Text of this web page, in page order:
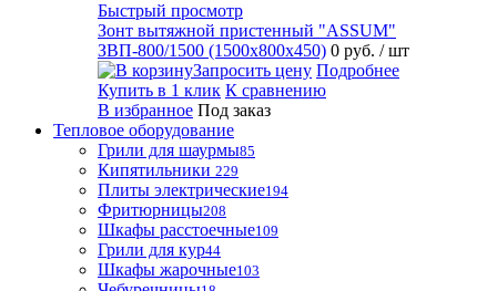
Быстрый просмотр
Зонт вытяжной пристенный "ASSUM"
ЗВП-800/1500 (1500х800х450) 0 руб. / шт
Запросить цену Подробнее
Купить в 1 клик К сравнению
В избранное Под заказ
Тепловое оборудование
Грили для шаурмы85
Кипятильники 229
Плиты электрические194
Фритюрницы208
Шкафы расстоечные109
Грили для кур44
Шкафы жарочные103